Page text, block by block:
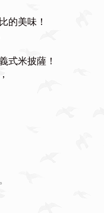
的美味！
式米披薩！